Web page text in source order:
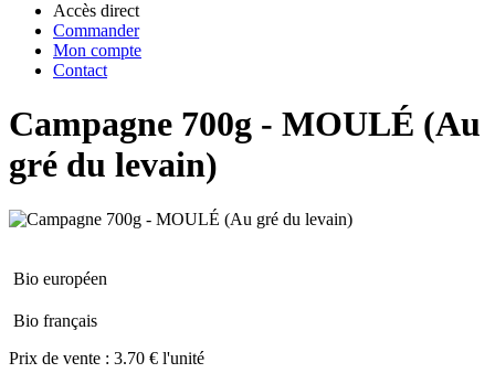
Accès direct
Commander
Mon compte
Contact
Campagne 700g - MOULÉ (Au
gré du levain)
Bio européen
Bio français
Prix de vente : 3.70 € l'unité